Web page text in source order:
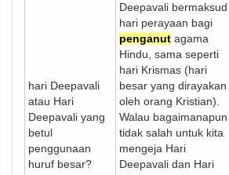
hari Deepavali
atau Hari
Deepavali yang
betul
penggunaan
huruf besar?
Deepavali bermaksud
hari perayaan bagi
penganut agama
Hindu, sama seperti
hari Krismas (hari
besar yang dirayakan
oleh orang Kristian).
Walau bagaimanapun
tidak salah untuk kita
mengeja Hari
Deepavali dan Hari